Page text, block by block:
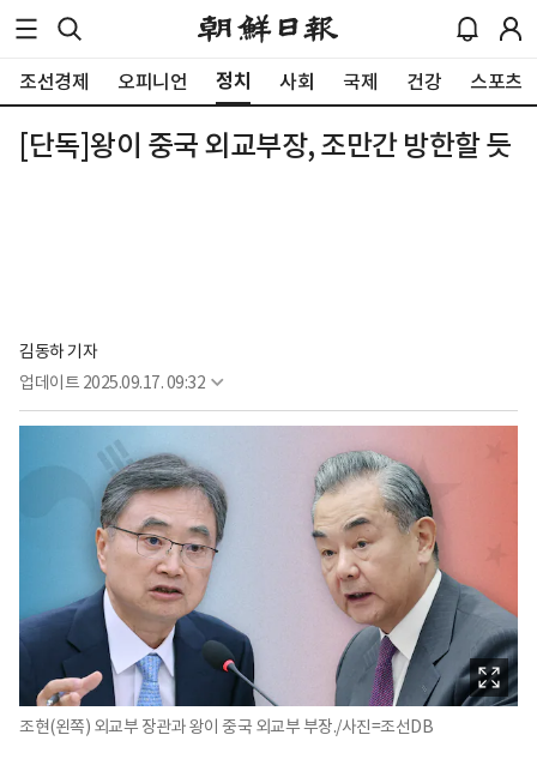
조선경제 오피니언 정치 사회 국제 건강 스포츠
[단독]왕이 중국 외교부장, 조만간 방한할 듯
김동하 기자
업데이트 2025.09.17. 09:32
조현(왼쪽) 외교부 장관과 왕이 중국 외교부 부장./사진=조선DB